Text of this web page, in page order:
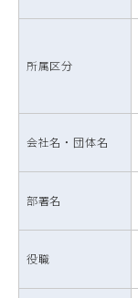
所属区分
会社名 ・ 団体名
部署名
役職